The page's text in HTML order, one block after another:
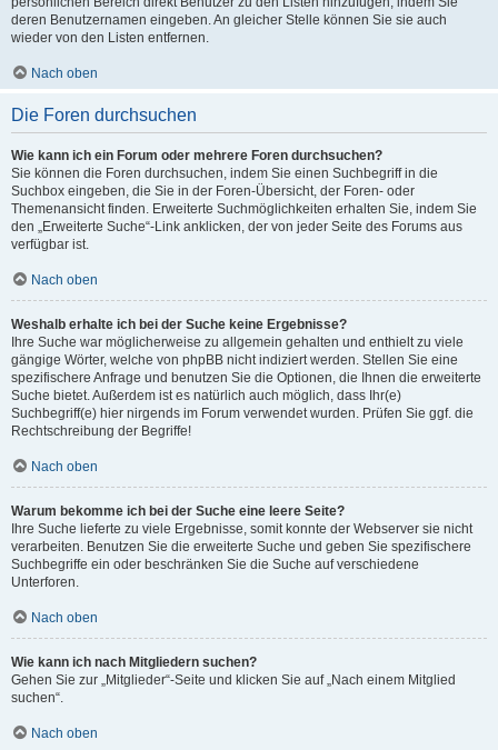
deren Benutzernamen eingeben. An gleicher Stelle können Sie sie auch
wieder von den Listen entfernen.
Nach oben
Die Foren durchsuchen
Wie kann ich ein Forum oder mehrere Foren durchsuchen?
Sie können die Foren durchsuchen, indem Sie einen Suchbegriff in die
Suchbox eingeben, die Sie in der Foren-Übersicht, der Foren- oder
Themenansicht finden. Erweiterte Suchmöglichkeiten erhalten Sie, indem Sie
den „Erweiterte Suche“-Link anklicken, der von jeder Seite des Forums aus
verfügbar ist.
Nach oben
Weshalb erhalte ich bei der Suche keine Ergebnisse?
Ihre Suche war möglicherweise zu allgemein gehalten und enthielt zu viele
gängige Wörter, welche von phpBB nicht indiziert werden. Stellen Sie eine
spezifischere Anfrage und benutzen Sie die Optionen, die Ihnen die erweiterte
Suche bietet. Außerdem ist es natürlich auch möglich, dass Ihr(e)
Suchbegriff(e) hier nirgends im Forum verwendet wurden. Prüfen Sie ggf. die
Rechtschreibung der Begriffe!
Nach oben
Warum bekomme ich bei der Suche eine leere Seite?
Ihre Suche lieferte zu viele Ergebnisse, somit konnte der Webserver sie nicht
verarbeiten. Benutzen Sie die erweiterte Suche und geben Sie spezifischere
Suchbegriffe ein oder beschränken Sie die Suche auf verschiedene
Unterforen.
Nach oben
Wie kann ich nach Mitgliedern suchen?
Gehen Sie zur „Mitglieder“-Seite und klicken Sie auf „Nach einem Mitglied
suchen“.
Nach oben